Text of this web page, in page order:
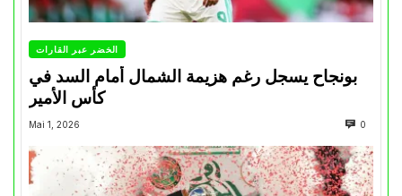
الخضر عبر القارات
بونجاح يسجل رغم هزيمة الشمال أمام السد في
كأس الأمير
Mai 1, 2026 0